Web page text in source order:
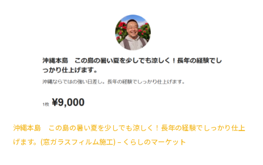
沖縄本島 この島の暑い夏を少しでも涼しく！長年の経験でしっかり仕上
げます。(窓ガラスフィルム施工) – くらしのマーケット